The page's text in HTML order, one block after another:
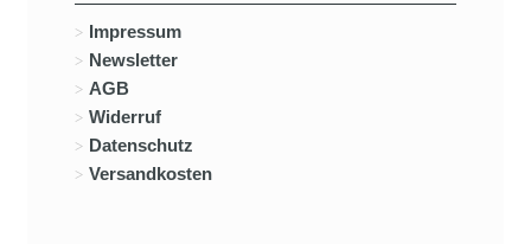
Impressum
Newsletter
AGB
Widerruf
Datenschutz
Versandkosten